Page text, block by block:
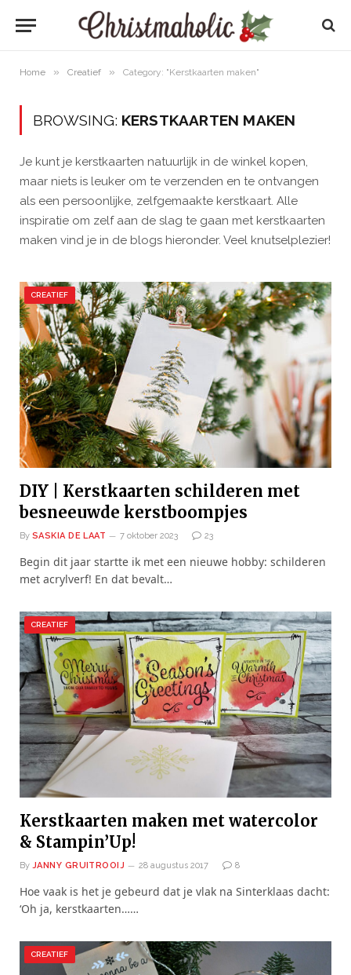
Home » Creatief » Category: "Kerstkaarten maken"
BROWSING: KERSTKAARTEN MAKEN
Je kunt je kerstkaarten natuurlijk in de winkel kopen,
maar niets is leuker om te verzenden en te ontvangen
als een persoonlijke, zelfgemaakte kerstkaart. Alle
inspiratie om zelf aan de slag te gaan met kerstkaarten
maken vind je in de blogs hieronder. Veel knutselplezier!
CREATIEF
DIY | Kerstkaarten schilderen met
besneeuwde kerstboompjes
By SASKIA DE LAAT 7 oktober 2023 23
Begin dit jaar startte ik met een nieuwe hobby: schilderen
met acrylverf! En dat bevalt…
CREATIEF
Kerstkaarten maken met watercolor
& Stampin’Up!
By JANNY GRUITROOIJ 28 augustus 2017 8
Hoe vaak is het je gebeurd dat je vlak na Sinterklaas dacht:
‘Oh ja, kerstkaarten……
CREATIEF